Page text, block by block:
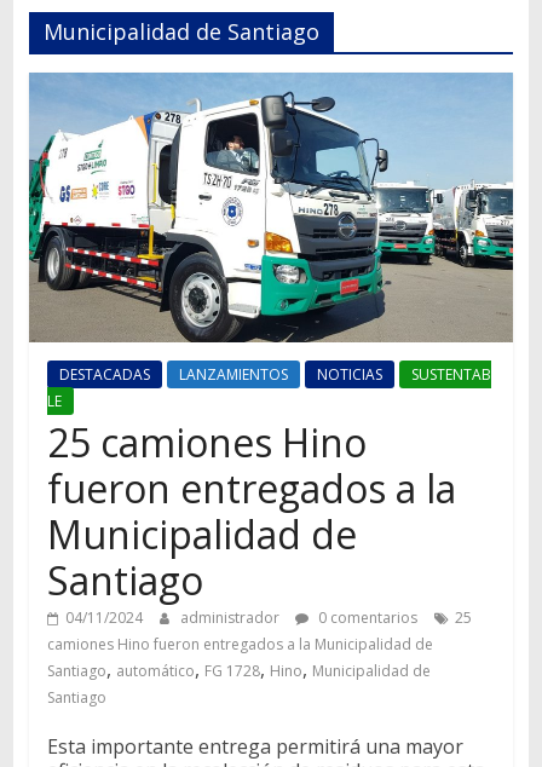
Autos,
camiones,
motos,
información
del
mundo
del
transporte
Municipalidad de Santiago
DESTACADAS LANZAMIENTOS NOTICIAS
SUSTENTAB
LE
25 camiones Hino
fueron entregados a la
Municipalidad de
Santiago
04/11/2024 administrador 0 comentarios
25
camiones Hino fueron entregados a la Municipalidad de
Santiago, automático, FG 1728, Hino, Municipalidad de
Santiago
Esta importante entrega permitirá una mayor